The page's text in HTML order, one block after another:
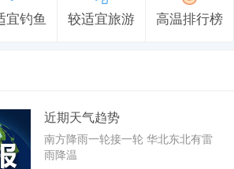
宜钓鱼 较适宜旅游 高温排行榜
近期天气趋势
南方降雨一轮接一轮 华北东北有雷
雨降温